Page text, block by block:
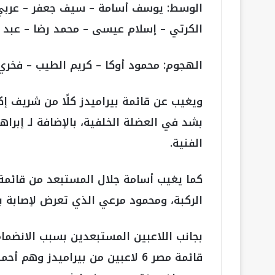
الوسط: يوسف أسامة – سيف جعفر –
الكرتي – إسلام عيسى – محمد رضا – عبد
الهجوم: محمود أوكا – كريم الطيب –
ويغيب عن قائمة بيراميدز كلًا من
بشد في العضلة الخلفية، بالإضافة لـ
الفنية.
كما يغيب أسامة جلال المستبعد من
الركبة، ومحمود مرعي الذي تعرض
بجانب اللاعبين المستبعدين بسبب
قائمة مصر 6 لاعبين من